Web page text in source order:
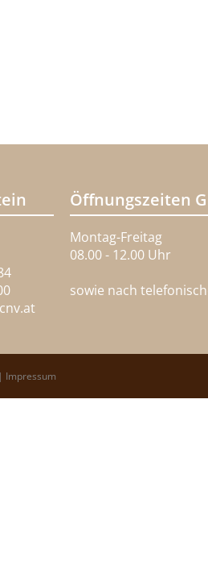
cnv.at
Öffnungszeiten
Montag-Freitag
08.00 - 12.00 Uhr
sowie nach
Impressum